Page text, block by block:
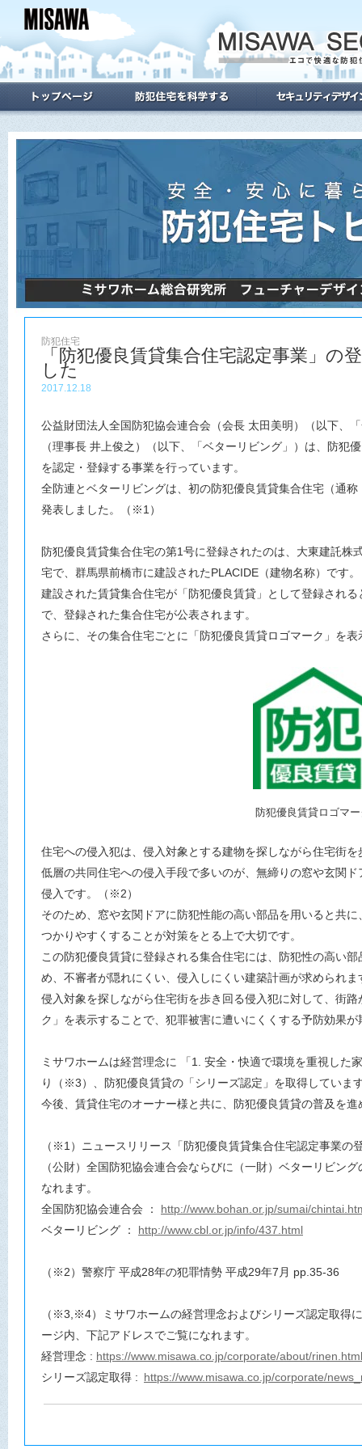
防犯住宅
「防犯優良賃貸集合住宅認定事業」の
した
2017.12.18
公益財団法人全国防犯協会連合会（会長 太田美明）（以下、
（理事長 井上俊之）（以下、「ベターリビング」）は、防犯
を認定・登録する事業を行っています。
全防連とベターリビングは、初の防犯優良賃貸集合住宅（通
発表しました。（※1）
防犯優良賃貸集合住宅の第1号に登録されたのは、大東建託株
宅で、群馬県前橋市に建設されたPLACIDE（建物名称）です。
建設された賃貸集合住宅が「防犯優良賃貸」として登録され
で、登録された集合住宅が公表されます。
さらに、その集合住宅ごとに「防犯優良賃貸ロゴマーク」を
防犯優良賃貸ロゴマ
住宅への侵入犯は、侵入対象とする建物を探しながら住宅街を
低層の共同住宅への侵入手段で多いのが、無締りの窓や玄関
侵入です。（※2）
そのため、窓や玄関ドアに防犯性能の高い部品を用いると共
つかりやすくすることが対策をとる上で大切です。
この防犯優良賃貸に登録される集合住宅には、防犯性の高い
め、不審者が隠れにくい、侵入しにくい建築計画が求められま
侵入対象を探しながら住宅街を歩き回る侵入犯に対して、街
ク」を表示することで、犯罪被害に遭いにくくする予防効果が
ミサワホームは経営理念に 「1. 安全・快適で環境を重視した
り（※3）、防犯優良賃貸の「シリーズ認定」を取得していま
今後、賃貸住宅のオーナー様と共に、防犯優良賃貸の普及を
（※1）ニュースリリース「防犯優良賃貸集合住宅認定事業の
（公財）全国防犯協会連合会ならびに（一財）ベターリビン
なれます。
全国防犯協会連合会 ： http://www.bohan.or.jp/sumai/
ベターリビング ： http://www.cbl.or.jp/info/437.html
（※2）警察庁 平成28年の犯罪情勢 平成29年7月 pp.35-36
（※3,※4）ミサワホームの経営理念およびシリーズ認定取得
ージ内、下記アドレスでご覧になれます。
経営理念 : https://www.misawa.co.jp/corporate/about/rinen.html
シリーズ認定取得 : https://www.misawa.co.jp/corporate/